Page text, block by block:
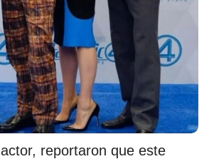
reportaron que este